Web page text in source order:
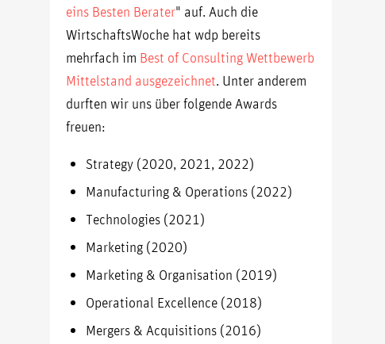
eins Besten Berater" auf. Auch die
WirtschaftsWoche hat wdp bereits
mehrfach im Best of Consulting Wettbewerb
Mittelstand ausgezeichnet. Unter anderem
durften wir uns über folgende Awards
freuen:
Strategy (2020, 2021, 2022)
Manufacturing & Operations (2022)
Technologies (2021)
Marketing (2020)
Marketing & Organisation (2019)
Operational Excellence (2018)
Mergers & Acquisitions (2016)